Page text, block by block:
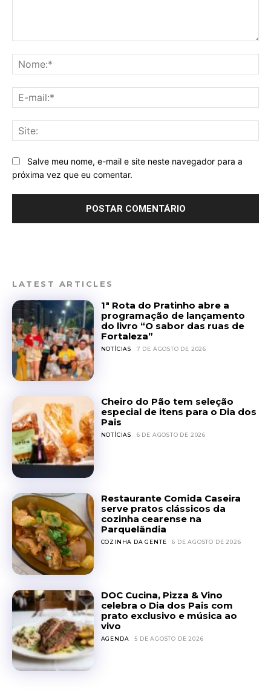
Salve meu nome, e-mail e site neste navegador para a
próxima vez que eu comentar.
LATEST ARTICLES
1ª Rota do Pratinho abre a
programação de lançamento
do livro “O sabor das ruas de
Fortaleza”
NOTÍCIAS 7 DE AGOSTO DE 2026
Cheiro do Pão tem seleção
especial de itens para o Dia dos
Pais
NOTÍCIAS 6 DE AGOSTO DE 2026
Restaurante Comida Caseira
serve pratos clássicos da
cozinha cearense na
Parquelândia
COZINHA DA GENTE 6 DE AGOSTO DE 2026
DOC Cucina, Pizza & Vino
celebra o Dia dos Pais com
prato exclusivo e música ao
vivo
AGENDA 5 DE AGOSTO DE 2026